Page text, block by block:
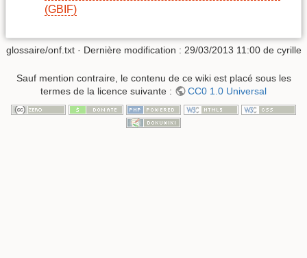
(GBIF)
glossaire/onf.txt · Dernière modification : 29/03/2013 11:00 de cyrille
Sauf mention contraire, le contenu de ce wiki est placé sous les
termes de la licence suivante :
CC0 1.0 Universal